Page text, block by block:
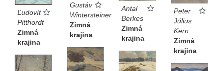
Ľudovít
Pitthordt
Zimná
krajina
Gustáv
Wintersteiner
Zimná
krajina
Antal
Berkes
Zimná
krajina
Peter
Július
Kern
Zimná
krajina